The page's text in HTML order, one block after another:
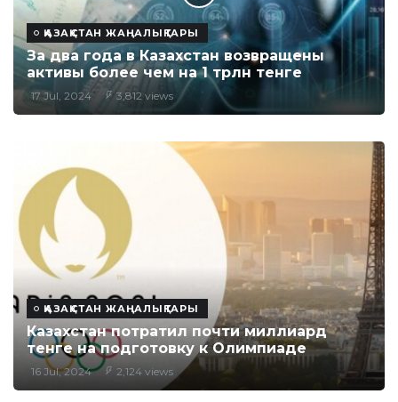
ҚАЗАҚСТАН ЖАҢАЛЫҚТАРЫ
За два года в Казахстан возвращены
активы более чем на 1 трлн тенге
17 Jul, 2024 3,812 views
ҚАЗАҚСТАН ЖАҢАЛЫҚТАРЫ
Казахстан потратил почти миллиард
тенге на подготовку к Олимпиаде
16 Jul, 2024 2,124 views